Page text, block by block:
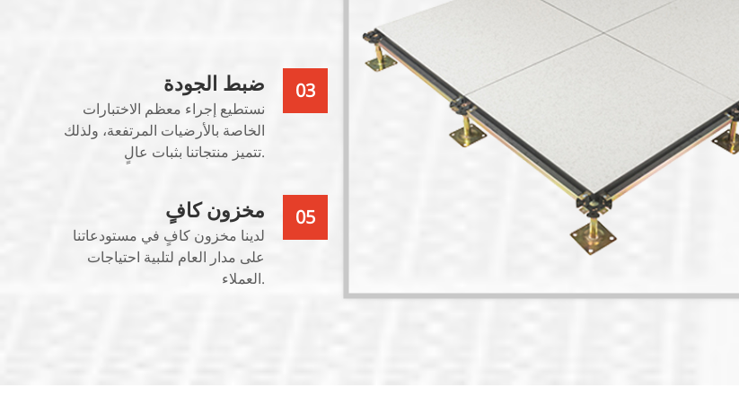
ضبط الجودة
نستطيع إجراء معظم الاختبارات
الخاصة بالأرضيات المرتفعة، ولذلك
تتميز منتجاتنا بثبات عالٍ.
03
مخزون كافٍ
لدينا مخزون كافٍ في مستودعاتنا
على مدار العام لتلبية احتياجات
العملاء.
05